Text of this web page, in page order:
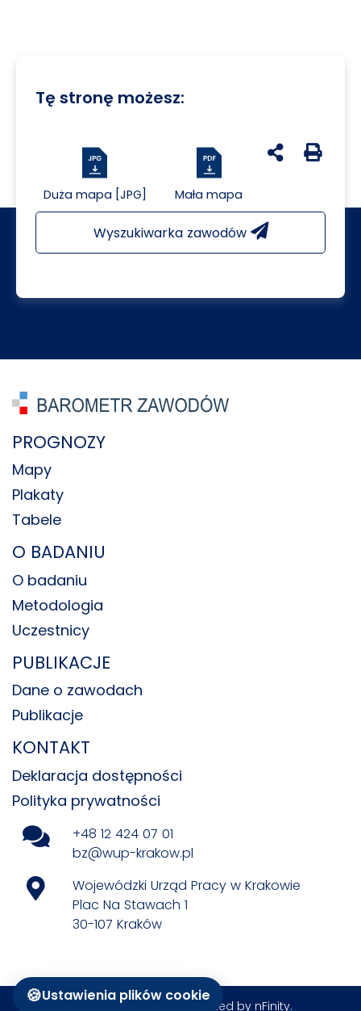
Tę stronę możesz:
Duża mapa [JPG] Mała mapa
udostępnij na
Generuj
Wyszukiwarka zawodów
PROGNOZY
Mapy
Plakaty
Tabele
O BADANIU
O badaniu
Metodologia
Uczestnicy
PUBLIKACJE
Dane o zawodach
Publikacje
KONTAKT
Deklaracja dostępności
Polityka prywatności
+48 12 424 07 01
bz@wup-krakow.pl
Wojewódzki Urząd Pracy w Krakowie
Plac Na Stawach 1
30-107 Kraków
All rights reserved © Created by nFinity.
🍪Ustawienia plików cookie